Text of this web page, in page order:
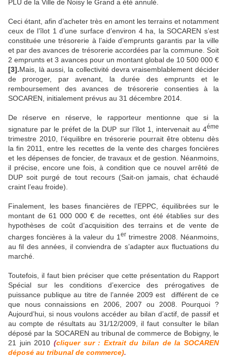
PLU de la Ville de Noisy le Grand a été annulé.
Ceci étant, afin d’acheter très en amont les terrains et notamment
ceux de l’îlot 1 d’une surface d’environ 4 ha, la SOCAREN s’est
constituée une trésorerie à l’aide d’emprunts garantis par la ville
et par des avances de trésorerie accordées par la commune. Soit
2 emprunts et 3 avances pour un montant global de 10 500 000 €
[3].Mais, là aussi, la collectivité devra vraisemblablement décider
de proroger, par avenant, la durée des emprunts et le
remboursement des avances de trésorerie consenties à la
SOCAREN, initialement prévus au 31 décembre 2014.
De réserve en réserve, le rapporteur mentionne que si la
signature par le préfet de la DUP sur l’îlot 1, intervenait au 4éme
trimestre 2010, l’équilibre en trésorerie pourrait être obtenu dès
la fin 2011, entre les recettes de la vente des charges foncières
et les dépenses de foncier, de travaux et de gestion. Néanmoins,
il précise, encore une fois, à condition que ce nouvel arrêté de
DUP soit purgé de tout recours (Sait-on jamais, chat échaudé
craint l’eau froide).
Finalement, les bases financières de l’EPPC, équilibrées sur le
montant de 61 000 000 € de recettes, ont été établies sur des
hypothèses de coût d’acquisition des terrains et de vente de
charges foncières à la valeur du 1 er trimestre 2008. Néanmoins,
au fil des années, il conviendra de s’adapter aux fluctuations du
marché.
Toutefois, il faut bien préciser que cette présentation du Rapport
Spécial sur les conditions d’exercice des prérogatives de
puissance publique au titre de l’année 2009 est
différent de ce
que nous connaissions en 2006, 2007 ou 2008. Pourquoi ?
Aujourd’hui, si nous voulons accéder au bilan d’actif, de passif et
au compte de résultats au 31/12/2009, il faut consulter le bilan
déposé par la SOCAREN au tribunal de commerce de Bobigny, le
21 juin 2010 (cliquer sur : Extrait du bilan de la SOCAREN
déposé au tribunal de commerce).